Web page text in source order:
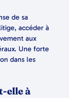
de sa
accéder à
aux
Une forte
dans les
elle à